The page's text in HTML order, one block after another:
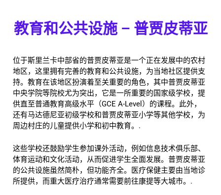
教育和公共设施 – 普贾皮蒂亚
位于斯里兰卡中部省的普贾皮蒂亚是一个正在发展中的农村
地区，这里拥有完善的教育和公共设施，为当地社区提供支
持。教育在该地区扮演着至关重要的角色，其中普贾皮蒂亚
中央学院等院校尤为突出，它是一所重要的国家级学校，提
供直至普通教育高级水平（GCE A-Level）的课程。此外，
还有马达德尼亚初级学校和普贾皮蒂亚小学等其他学校，为
周边村庄的儿童提供小学和初中教育。.
这些学校还鼓励学生参加课外活动，例如信息技术俱乐部、
体育运动和文化活动，从而促进学生全面发展。普贾皮蒂亚
的公共设施虽然简朴，但功能齐全。医疗保健主要由当地诊
所提供，而重大医疗治疗通常需要前往康提等大城市。.